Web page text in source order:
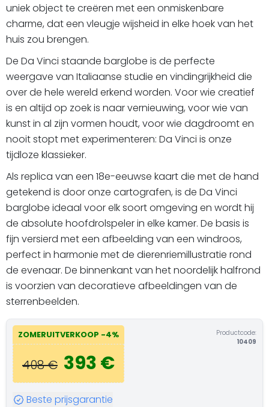
uniek object te creëren met een onmiskenbare
charme, dat een vleugje wijsheid in elke hoek van het
huis zou brengen.
De Da Vinci staande barglobe is de perfecte
weergave van Italiaanse studie en vindingrijkheid die
over de hele wereld erkend worden. Voor wie creatief
is en altijd op zoek is naar vernieuwing, voor wie van
kunst in al zijn vormen houdt, voor wie dagdroomt en
nooit stopt met experimenteren: Da Vinci is onze
tijdloze klassieker.
Als replica van een 18e-eeuwse kaart die met de hand
getekend is door onze cartografen, is de Da Vinci
barglobe ideaal voor elk soort omgeving en wordt hij
de absolute hoofdrolspeler in elke kamer. De basis is
fijn versierd met een afbeelding van een windroos,
perfect in harmonie met de dierenriemillustratie rond
de evenaar. De binnenkant van het noordelijk halfrond
is voorzien van decoratieve afbeeldingen van de
sterrenbeelden.
ZOMERUITVERKOOP -4%
408 € 393 €
Productcode:
10409
Beste prijsgarantie